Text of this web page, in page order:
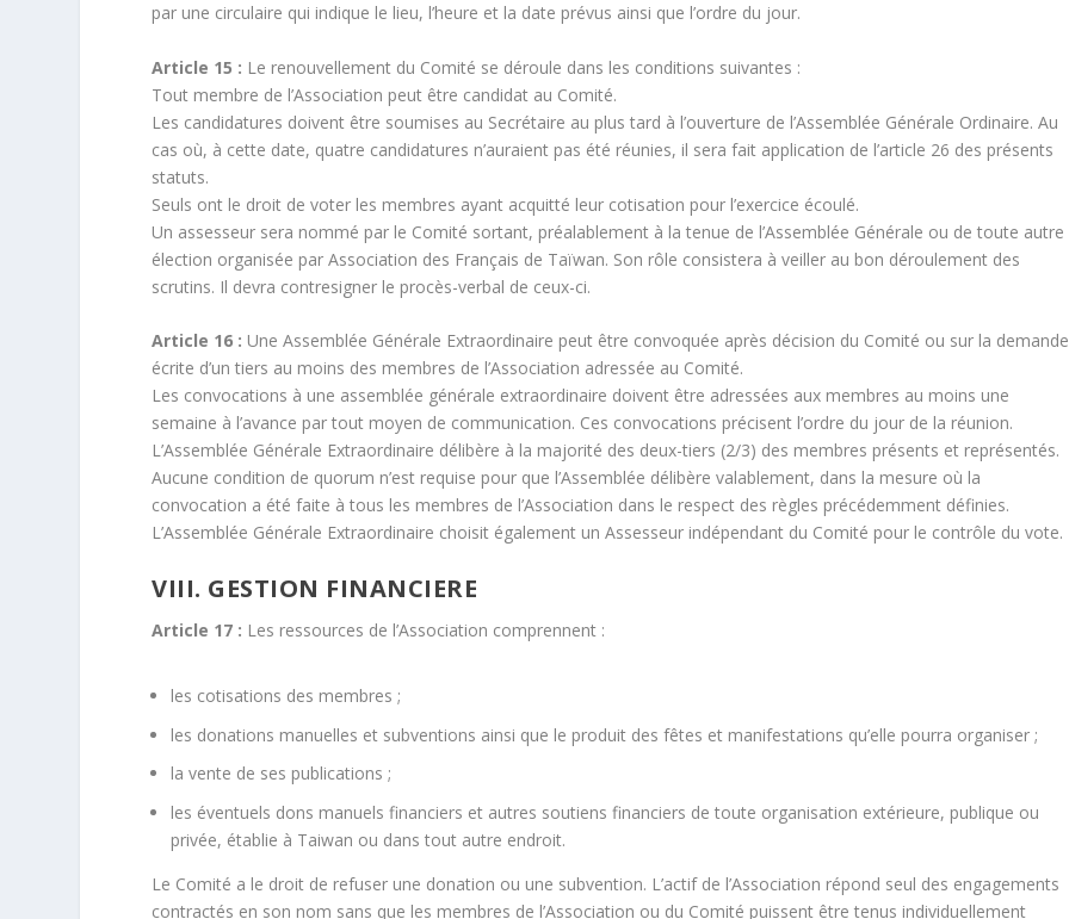
par une circulaire qui indique le lieu, l’heure et la date prévus ainsi que l’ordre du jour.
Article 15 : Le renouvellement du Comité se déroule dans les conditions suivantes :
Tout membre de l’Association peut être candidat au Comité.
Les candidatures doivent être soumises au Secrétaire au plus tard à l’ouverture de l’Assemblée Générale Ordinaire. Au
cas où, à cette date, quatre candidatures n’auraient pas été réunies, il sera fait application de l’article 26 des présents
statuts.
Seuls ont le droit de voter les membres ayant acquitté leur cotisation pour l’exercice écoulé.
Un assesseur sera nommé par le Comité sortant, préalablement à la tenue de l’Assemblée Générale ou de toute autre
élection organisée par Association des Français de Taïwan. Son rôle consistera à veiller au bon déroulement des
scrutins. Il devra contresigner le procès-verbal de ceux-ci.
Article 16 : Une Assemblée Générale Extraordinaire peut être convoquée après décision du Comité ou sur la demande
écrite d’un tiers au moins des membres de l’Association adressée au Comité.
Les convocations à une assemblée générale extraordinaire doivent être adressées aux membres au moins une
semaine à l’avance par tout moyen de communication. Ces convocations précisent l’ordre du jour de la réunion.
L’Assemblée Générale Extraordinaire délibère à la majorité des deux-tiers (2/3) des membres présents et représentés.
Aucune condition de quorum n’est requise pour que l’Assemblée délibère valablement, dans la mesure où la
convocation a été faite à tous les membres de l’Association dans le respect des règles précédemment définies.
L’Assemblée Générale Extraordinaire choisit également un Assesseur indépendant du Comité pour le contrôle du vote.
VIII. GESTION FINANCIERE
Article 17 : Les ressources de l’Association comprennent :
les cotisations des membres ;
les donations manuelles et subventions ainsi que le produit des fêtes et manifestations qu’elle pourra organiser ;
la vente de ses publications ;
les éventuels dons manuels financiers et autres soutiens financiers de toute organisation extérieure, publique ou
privée, établie à Taiwan ou dans tout autre endroit.
Le Comité a le droit de refuser une donation ou une subvention. L’actif de l’Association répond seul des engagements
contractés en son nom sans que les membres de l’Association ou du Comité puissent être tenus individuellement